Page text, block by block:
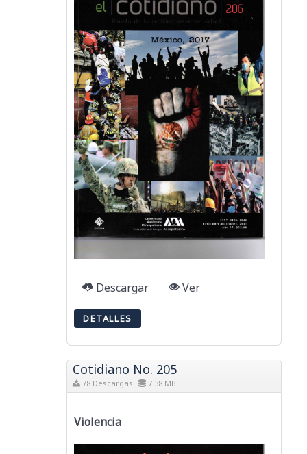
Descargar Ver
DETALLES
Cotidiano No. 205
78 Descargas 7.38 MB
Violencia